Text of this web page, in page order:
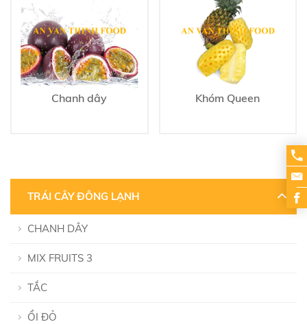
Chanh dây Khóm Queen
TRÁI CÂY ĐÔNG LẠNH
CHANH DÂY
MIX FRUITS 3
TẮC
ỔI ĐỎ